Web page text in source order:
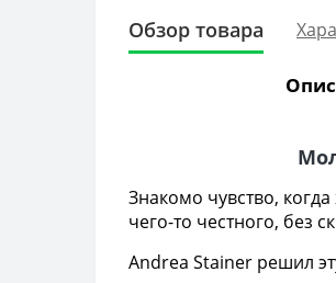
Обзор товара
Знакомо чувство,
чего-то честного, без
Andrea Stainer решил